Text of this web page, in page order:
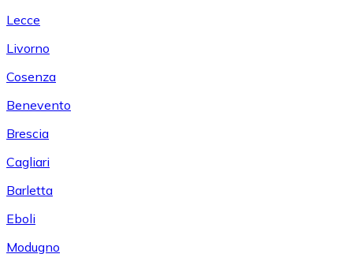
Lecce
Livorno
Cosenza
Benevento
Brescia
Cagliari
Barletta
Eboli
Modugno